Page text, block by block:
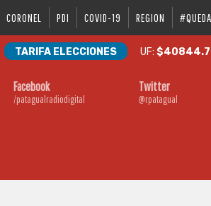
CORONEL PDI COVID-19 REGION
TARIFA ELECCIONES UF:
Facebook
/patagualradiodigital
Twitter
@rpatagual